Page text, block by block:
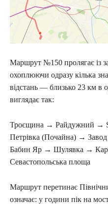
Маршрут №150 пролягає із
охоплюючи одразу кілька
відстань — близько 23 км в
виглядає так:
Троєщина → Райдужний →
Петрівка (Почайна) →
Бабин Яр → Шулявка →
Севастопольська площа
Маршрут перетинає
означає: у години пік на